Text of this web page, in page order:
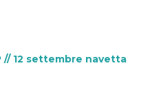
// 12 settembre navetta